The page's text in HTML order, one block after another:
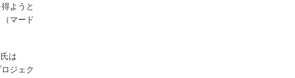
ようと
マード
は
ジェク